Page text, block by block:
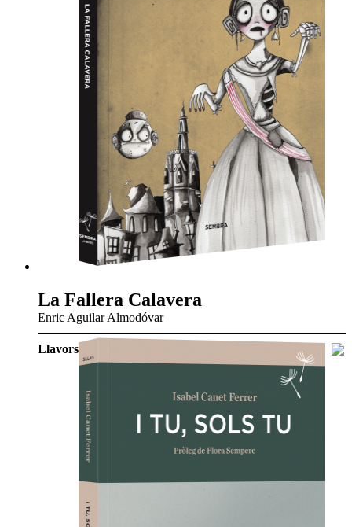
La Fallera Calavera
Enric Aguilar Almodóvar
Llavors